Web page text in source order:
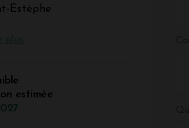
Estèphe
estimée